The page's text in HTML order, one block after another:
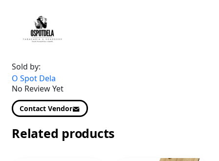
Sold by:
O Spot Dela
No Review Yet
Contact Vendor
Related products